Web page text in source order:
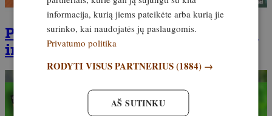
Prenumeruokite žurnalą tiesiogiai
internetu!
informacija, kurią jiems pateikėte arba kurią jie
surinko, kai naudojatės jų paslaugomis.
Privatumo politika
RODYTI VISUS PARTNERIUS(1884) →
AŠ SUTINKU